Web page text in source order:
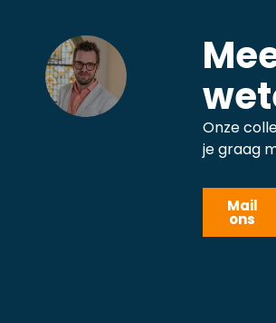
Onze
je graag
Mail
ons